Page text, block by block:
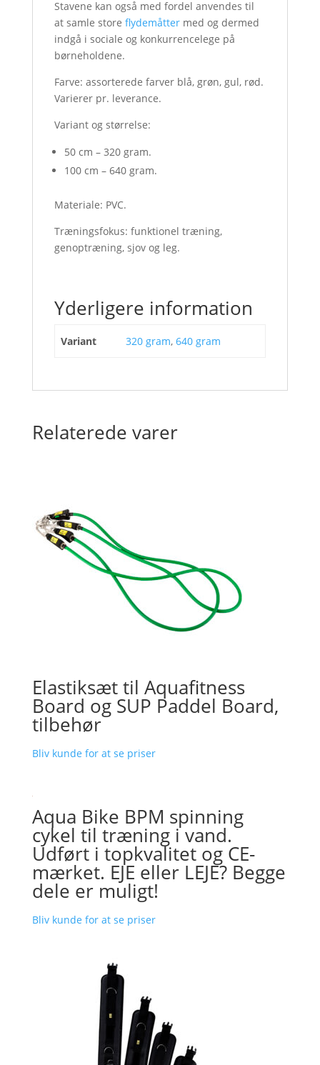
Stavene kan også med fordel anvendes til
at samle store flydemåttermed og dermed
indgå i sociale og konkurrencelege på
børneholdene.
Farve: assorterede farver blå, grøn, gul, rød.
Varierer pr. leverance.
Variant og størrelse:
50 cm – 320 gram.
100 cm – 640 gram.
Materiale: PVC.
Træningsfokus: funktionel træning,
genoptræning, sjov og leg.
Yderligere information
Variant 320 gram, 640 gram
Relaterede varer
Elastiksæt til Aquafitness
Board og SUP Paddel Board,
tilbehør
Bliv kunde for at se priser
Aqua Bike BPM spinning
cykel til træning i vand.
Udført i topkvalitet og CE-
mærket. EJE eller LEJE? Begge
dele er muligt!
Bliv kunde for at se priser